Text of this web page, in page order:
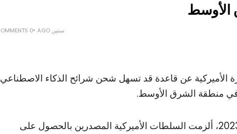
الأوسط
سنتين AGO 0 COMMENTS
الأميركية عن قاعدة قد تسهل شحن شرائح الذكاء الاصطناعي
في منطقة الشرق الأوسط.
ومنذ تشرين الأول 2023، ألزمت السلطات الأميركية المصدرين بالحصول على